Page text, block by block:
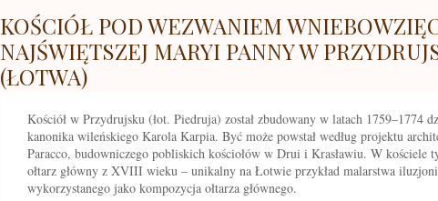
KOŚCIÓŁ POD WEZWANIEM
NAJŚWIĘTSZEJ MARYI PANNY W
(ŁOTWA)
Kościół w Przydrujsku (łot. Piedruja) został zbudowany w latach 1759–1774
kanonika wileńskiego Karola Karpia. Być może powstał według projektu
Paracco, budowniczego pobliskich kościołów w Drui i Krasławiu. W kościele
ołtarz główny z XVIII wieku – unikalny na Łotwie przykład malarstwa
wykorzystanego jako kompozycja ołtarza głównego.